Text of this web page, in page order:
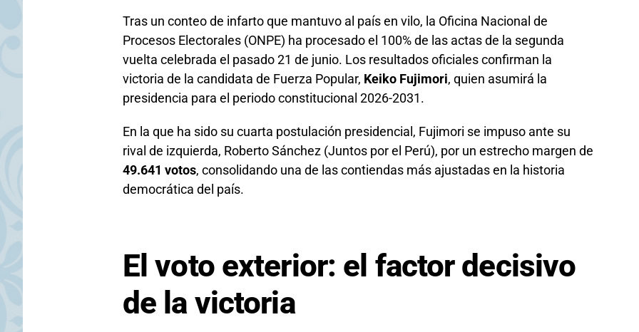
Tras un conteo de infarto que mantuvo al país en vilo, la Oficina Nacional de
Procesos Electorales (ONPE) ha procesado el 100% de las actas de la segunda
vuelta celebrada el pasado 21 de junio. Los resultados oficiales confirman la
victoria de la candidata de Fuerza Popular, Keiko Fujimori, quien asumirá la
presidencia para el periodo constitucional 2026-2031.
En la que ha sido su cuarta postulación presidencial, Fujimori se impuso ante su
rival de izquierda, Roberto Sánchez (Juntos por el Perú), por un estrecho margen de
49.641 votos, consolidando una de las contiendas más ajustadas en la historia
democrática del país.
El voto exterior: el factor decisivo
de la victoria